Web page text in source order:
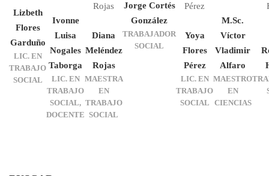
Lizbeth
Flores
Garduño
LIC. EN
TRABAJO
SOCIAL
Ivonne
Luisa
Nogales
Taborga
LIC. EN
TRABAJO
SOCIAL,
DOCENTE
Diana
Meléndez
Rojas
MAESTRA
EN
TRABAJO
SOCIAL
Jorge Cortés
González
TRABAJADOR
SOCIAL
Yoya
Flores
Pérez
LIC. EN
TRABAJO
SOCIAL
M.Sc.
Víctor
Vladimir
Alfaro
MAESTRO
EN
CIENCIAS